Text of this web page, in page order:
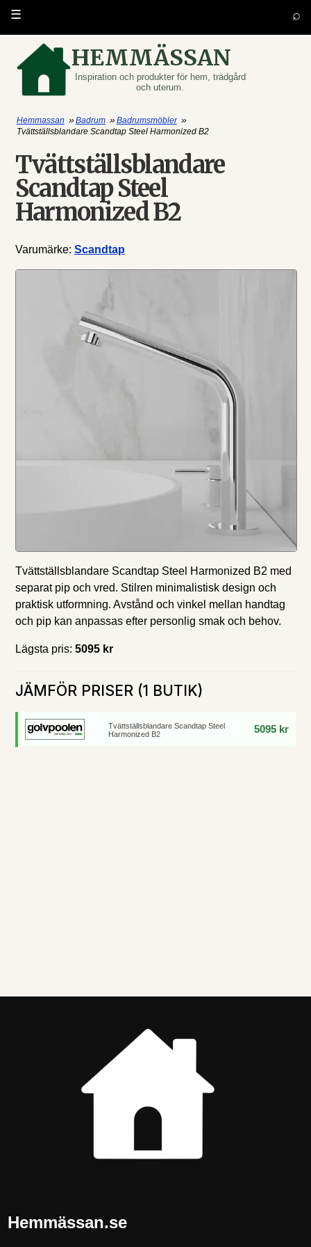
HEMMÄSSAN
Inspiration och produkter för hem, trädgård
och uterum.
☰ ⌕
Hemmassan »Badrum »Badrumsmöbler »
Tvättställsblandare Scandtap Steel Harmonized B2
Tvättställsblandare
Scandtap Steel
Harmonized B2
Varumärke: Scandtap
Tvättställsblandare Scandtap Steel Harmonized B2 med
separat pip och vred. Stilren minimalistisk design och
praktisk utformning. Avstånd och vinkel mellan handtag
och pip kan anpassas efter personlig smak och behov.
Lägsta pris: 5095 kr
JÄMFÖR PRISER (1 BUTIK)
Tvättställsblandare Scandtap Steel
Harmonized B2
5095 kr
Hemmässan.se